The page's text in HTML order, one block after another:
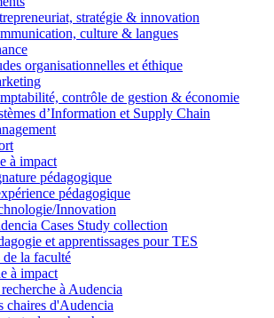
stratégie & innovation
culture & langues
organisationnelles et éthique
contrôle de gestion & économie
d’Information et Supply Chain
à impact
pédagogique
pédagogique
Innovation
Cases Study collection
et apprentissages pour TES
la faculté
à impact
à Audencia
chaires d'Audencia